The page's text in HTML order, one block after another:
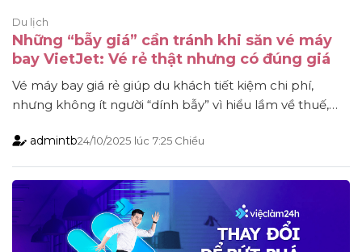
Du lịch
Những “bẫy giá” cần tránh khi săn vé máy
bay VietJet: Vé rẻ thật nhưng có đúng giá
Vé máy bay giá rẻ giúp du khách tiết kiệm chi phí,
nhưng không ít người “dính bẫy” vì hiểu lầm về thuế,
nếu không đọc kỹ bảng giá, bạn có thể chi nhiều hơn
tưởng tượng. Dưới đây là những “bẫy giá” [...]
admintb24/10/2025 lúc 7:25 Chiều